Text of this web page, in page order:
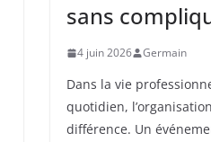
sans
4 juin 2026 Germain
Dans la vie
quotidien,
différence. Un